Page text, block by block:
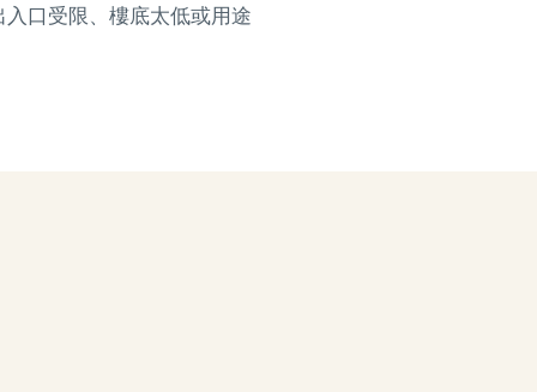
口受限、樓底太低或用途